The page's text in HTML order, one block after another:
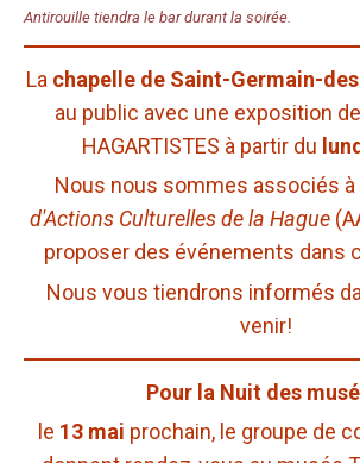
Antirouille tiendra le bar durant la soirée.
La chapelle de Saint-Germain-
au public avec une exposition
HAGARTISTES à partir du
Nous nous sommes associés à
d'Actions Culturelles de la Hague
proposer des événements dans
Nous vous tiendrons informés
venir!
Pour la Nuit des
le 13 mai prochain, le groupe de